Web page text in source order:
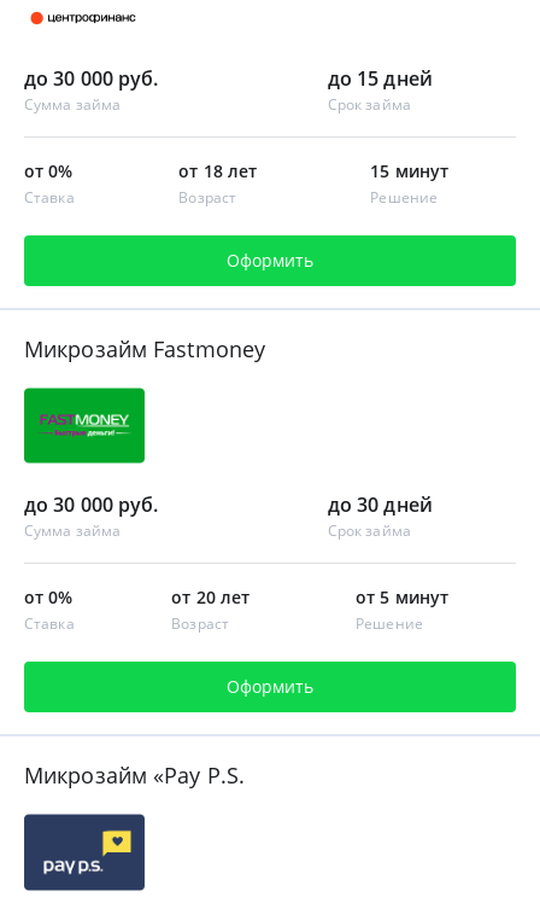
до 30 000 руб.
Сумма займа
до 15 дней
Срок займа
от 0%
Ставка
от 18 лет
Возраст
15 минут
Решение
Оформить
Микрозайм Fastmoney
до 30 000 руб.
Сумма займа
до 30 дней
Срок займа
от 0%
Ставка
от 20 лет
Возраст
от 5 минут
Решение
Оформить
Микрозайм «Pay P.S.